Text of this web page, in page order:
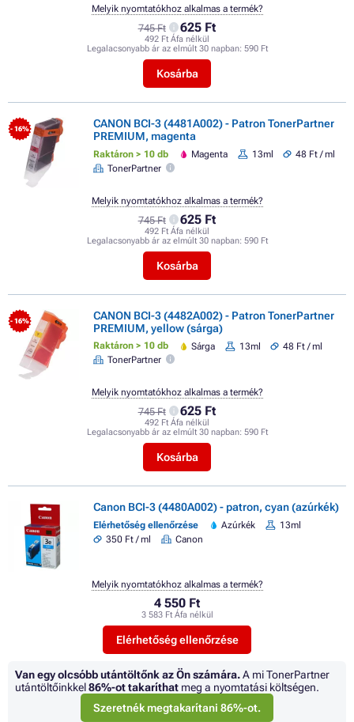
745 Ft 625 Ft
492 Ft Áfa nélkül
Legalacsonyabb ár az elmúlt 30 napban: 590 Ft
Kosárba
Melyik nyomtatókhoz alkalmas a termék?
- 16%
CANON BCI-3 (4481A002) - Patron TonerPartner
PREMIUM, magenta
Raktáron > 10 db Magenta 13ml
48 Ft / ml
TonerPartner
745 Ft 625 Ft
492 Ft Áfa nélkül
Legalacsonyabb ár az elmúlt 30 napban: 590 Ft
Kosárba
Melyik nyomtatókhoz alkalmas a termék?
- 16%
CANON BCI-3 (4482A002) - Patron TonerPartner
PREMIUM, yellow (sárga)
Raktáron > 10 db Sárga 13ml
48 Ft / ml
TonerPartner
745 Ft 625 Ft
492 Ft Áfa nélkül
Legalacsonyabb ár az elmúlt 30 napban: 590 Ft
Kosárba
Melyik nyomtatókhoz alkalmas a termék?
Canon BCI-3 (4480A002) - patron, cyan (azúrkék)
Elérhetőség ellenőrzése Azúrkék
13ml
350 Ft / ml
Canon
4 550 Ft
3 583 Ft Áfa nélkül
Elérhetőség ellenőrzése
Melyik nyomtatókhoz alkalmas a termék?
Van egy olcsóbb utántöltőnk az Ön számára.A mi TonerPartner
utántöltőinkkel86%-ot takaríthat meg a nyomtatási költségen.
Szeretnék megtakarítani 86%-ot.